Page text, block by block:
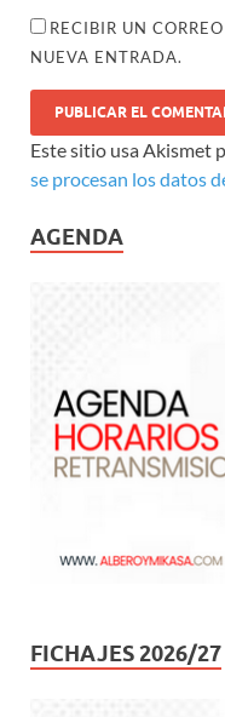
RECIBIR UN
NUEVA ENTRADA.
Este sitio usa Akismet
se procesan los datos
AGENDA
FICHAJES 2026/27